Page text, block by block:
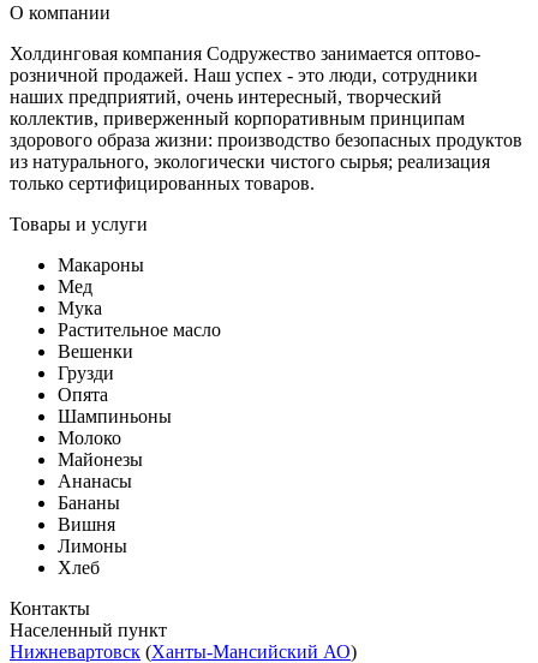
О компании
Холдинговая компания Содружество занимается оптово-
розничной продажей. Наш успех - это люди, сотрудники
наших предприятий, очень интересный, творческий
коллектив, приверженный корпоративным принципам
здорового образа жизни: производство безопасных продуктов
из натурального, экологически чистого сырья; реализация
только сертифицированных товаров.
Товары и услуги
Макароны
Мед
Мука
Растительное масло
Вешенки
Грузди
Опята
Шампиньоны
Молоко
Майонезы
Ананасы
Бананы
Вишня
Лимоны
Хлеб
Контакты
Населенный пункт
Нижневартовск (Ханты-Мансийский АО)